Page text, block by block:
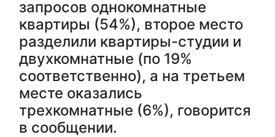
запросов однокомнатные
квартиры (54%), второе место
разделили квартиры-студии и
двухкомнатные (по 19%
соответственно), а на третьем
месте оказались
трехкомнатные (6%), говорится
в сообщении.